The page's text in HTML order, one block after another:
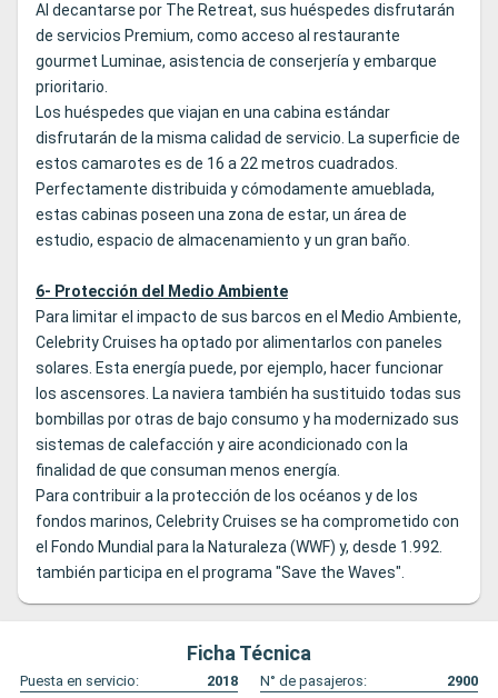
Al decantarse por The Retreat, sus huéspedes disfrutarán
de servicios Premium, como acceso al restaurante
gourmet Luminae, asistencia de conserjería y embarque
prioritario.
Los huéspedes que viajan en una cabina estándar
disfrutarán de la misma calidad de servicio. La superficie de
estos camarotes es de 16 a 22 metros cuadrados.
Perfectamente distribuida y cómodamente amueblada,
estas cabinas poseen una zona de estar, un área de
estudio, espacio de almacenamiento y un gran baño.
6- Protección del Medio Ambiente
Para limitar el impacto de sus barcos en el Medio Ambiente,
Celebrity Cruises ha optado por alimentarlos con paneles
solares. Esta energía puede, por ejemplo, hacer funcionar
los ascensores. La naviera también ha sustituido todas sus
bombillas por otras de bajo consumo y ha modernizado sus
sistemas de calefacción y aire acondicionado con la
finalidad de que consuman menos energía.
Para contribuir a la protección de los océanos y de los
fondos marinos, Celebrity Cruises se ha comprometido con
el Fondo Mundial para la Naturaleza (WWF) y, desde 1.992.
también participa en el programa "Save the Waves".
Ficha Técnica
Puesta en servicio: 2018 N° de pasajeros:
2900